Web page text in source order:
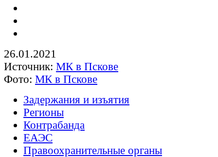
26.01.2021
Источник: МК в Пскове
Фото: МК в Пскове
Задержания и изъятия
Регионы
Контрабанда
ЕАЭС
Правоохранительные органы